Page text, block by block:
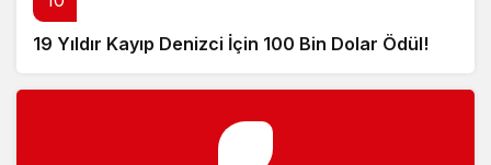
19 Yıldır Kayıp Denizci İçin 100 Bin Dolar Ödül!